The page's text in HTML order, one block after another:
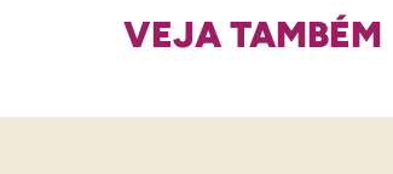
VEJA TAMBÉM